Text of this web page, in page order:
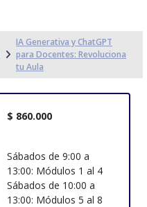
IA Generativa y ChatGPT
para Docentes: Revoluciona
tu Aula
$ 860.000
Sábados de 9:00 a
13:00: Módulos 1 al 4
Sábados de 10:00 a
13:00: Módulos 5 al 8